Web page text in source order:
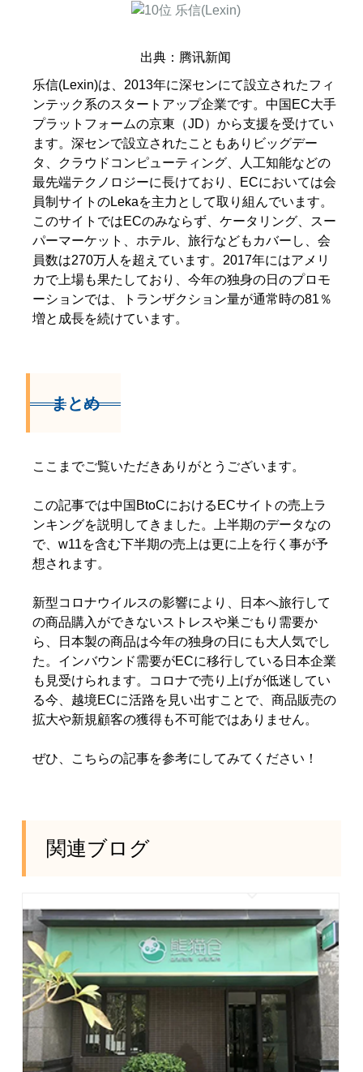
出典：腾讯新闻
乐信(Lexin)は、2013年に深センにて設立されたフィ
ンテック系のスタートアップ企業です。中国EC大手
プラットフォームの京東（JD）から支援を受けてい
ます。深センで設立されたこともありビッグデー
タ、クラウドコンピューティング、人工知能などの
最先端テクノロジーに長けており、ECにおいては会
員制サイトのLekaを主力として取り組んでいます。
このサイトではECのみならず、ケータリング、スー
パーマーケット、ホテル、旅行などもカバーし、会
員数は270万人を超えています。2017年にはアメリ
カで上場も果たしており、今年の独身の日のプロモ
ーションでは、トランザクション量が通常時の81％
増と成長を続けています。
まとめ
ここまでご覧いただきありがとうございます。
この記事では中国BtoCにおけるECサイトの売上ラ
ンキングを説明してきました。上半期のデータなの
で、w11を含む下半期の売上は更に上を行く事が予
想されます。
新型コロナウイルスの影響により、日本へ旅行して
の商品購入ができないストレスや巣ごもり需要か
ら、日本製の商品は今年の独身の日にも大人気でし
た。インバウンド需要がECに移行している日本企業
も見受けられます。コロナで売り上げが低迷してい
る今、越境ECに活路を見い出すことで、商品販売の
拡大や新規顧客の獲得も不可能ではありません。
ぜひ、こちらの記事を参考にしてみてください！
関連ブログ